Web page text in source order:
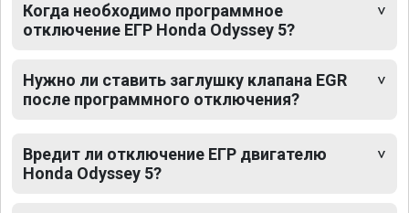
Когда необходимо программное
отключение ЕГР Honda Odyssey 5?
Нужно ли ставить заглушку клапана EGR
после программного отключения?
Вредит ли отключение ЕГР двигателю
Honda Odyssey 5?